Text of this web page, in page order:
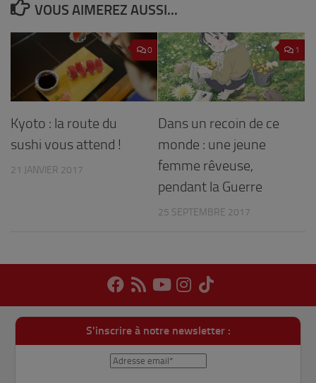
VOUS AIMEREZ AUSSI...
0
Kyoto : la route du
sushi vous attend !
21 JANVIER 2017
1
Dans un recoin de ce
monde : une jeune
femme rêveuse,
pendant la Guerre
25 SEPTEMBRE 2017
S'inscrire à notre newsletter :